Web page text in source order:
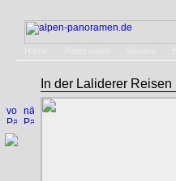
In der Laliderer Reisen